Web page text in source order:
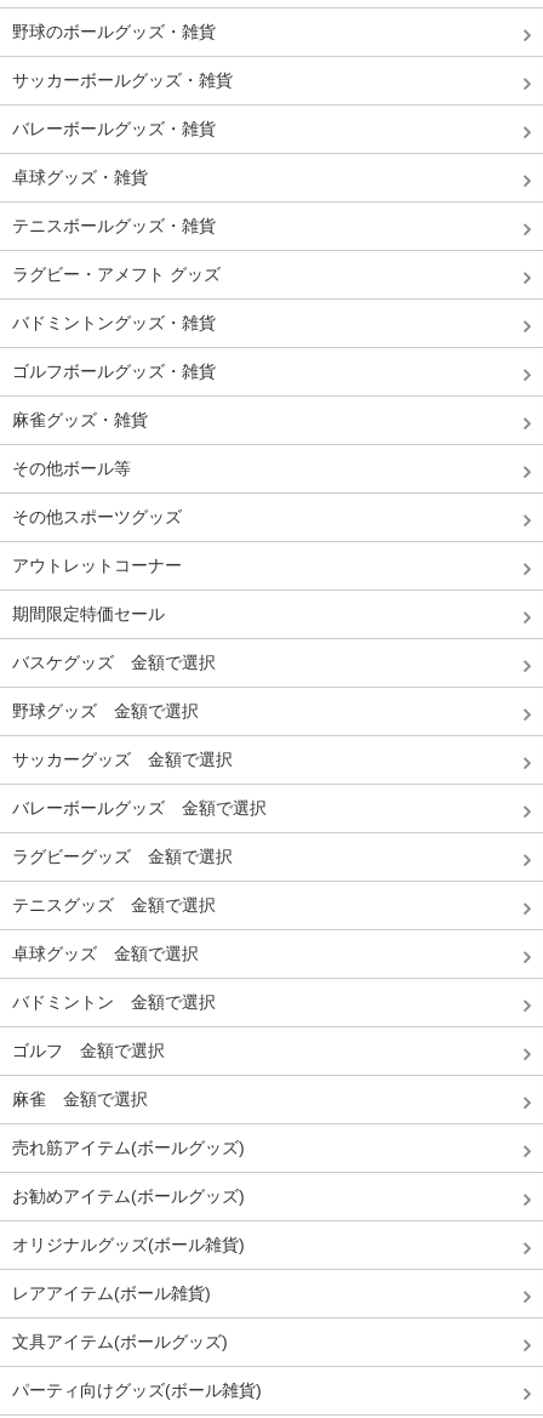
野球のボールグッズ・雑貨
サッカーボールグッズ・雑貨
バレーボールグッズ・雑貨
卓球グッズ・雑貨
テニスボールグッズ・雑貨
ラグビー・アメフト グッズ
バドミントングッズ・雑貨
ゴルフボールグッズ・雑貨
麻雀グッズ・雑貨
その他ボール等
その他スポーツグッズ
アウトレットコーナー
期間限定特価セール
バスケグッズ 金額で選択
野球グッズ 金額で選択
サッカーグッズ 金額で選択
バレーボールグッズ 金額で選択
ラグビーグッズ 金額で選択
テニスグッズ 金額で選択
卓球グッズ 金額で選択
バドミントン 金額で選択
ゴルフ 金額で選択
麻雀 金額で選択
売れ筋アイテム(ボールグッズ)
お勧めアイテム(ボールグッズ)
オリジナルグッズ(ボール雑貨)
レアアイテム(ボール雑貨)
文具アイテム(ボールグッズ)
パーティ向けグッズ(ボール雑貨)